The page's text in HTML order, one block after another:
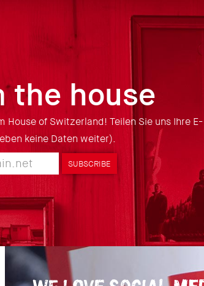
the house
House of Switzerland! Teilen Sie uns Ihre E-
keine Daten weiter).
SUBSCRIBE